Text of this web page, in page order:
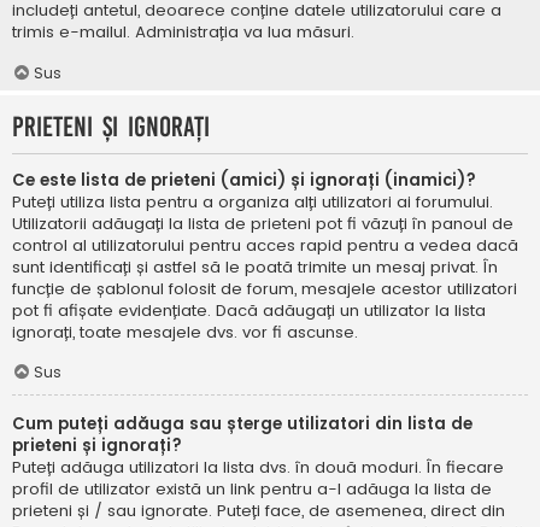
includeți antetul, deoarece conține datele utilizatorului care a
trimis e-mailul. Administrația va lua măsuri.
Sus
Prieteni și ignorați
Ce este lista de prieteni (amici) și ignorați (inamici)?
Puteți utiliza lista pentru a organiza alți utilizatori ai forumului.
Utilizatorii adăugați la lista de prieteni pot fi văzuți în panoul de
control al utilizatorului pentru acces rapid pentru a vedea dacă
sunt identificați și astfel să le poată trimite un mesaj privat. În
funcție de șablonul folosit de forum, mesajele acestor utilizatori
pot fi afișate evidențiate. Dacă adăugați un utilizator la lista
ignorați, toate mesajele dvs. vor fi ascunse.
Sus
Cum puteți adăuga sau șterge utilizatori din lista de
prieteni și ignorați?
Puteți adăuga utilizatori la lista dvs. în două moduri. În fiecare
profil de utilizator există un link pentru a-l adăuga la lista de
prieteni și / sau ignorate. Puteți face, de asemenea, direct din